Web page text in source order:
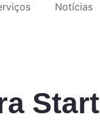
Notícias